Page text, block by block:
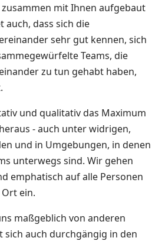
mit Ihnen aufgebaut
auch, dass sich die
sehr gut kennen, sich
Teams, die
zu tun gehabt haben,
und qualitativ das Maximum
- auch unter widrigen,
und in Umgebungen, in denen
unterwegs sind. Wir gehen
emphatisch auf alle Personen
ein.
maßgeblich von anderen
sich auch durchgängig in den